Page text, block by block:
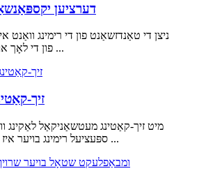
דערציען
פון די לאָך און די שלאָס ...
זיך-
מיט זיך-קאַטינג מעטשאַניקאַל לאַקינג
ספּעציעל רימינג בויער איז פארלאנגט ...